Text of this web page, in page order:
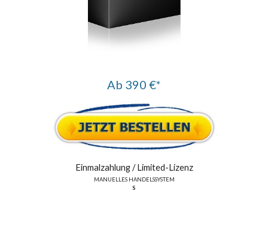
Ab 390 €*
Einmalzahlung /Limited-Lizenz
MANUELLES HANDELSSYSTEM
S